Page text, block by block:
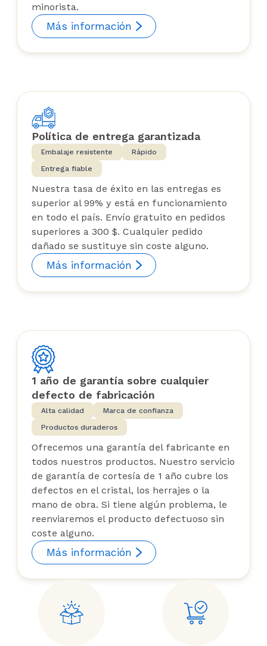
minorista.
Más información
Política de entrega garantizada
Embalaje resistente
Rápido
Entrega fiable
Nuestra tasa de éxito en las entregas es
superior al 99% y está en funcionamiento
en todo el país. Envío gratuito en pedidos
superiores a 300 $. Cualquier pedido
dañado se sustituye sin coste alguno.
Más información
1 año de garantía sobre cualquier
defecto de fabricación
Alta calidad
Marca de confianza
Productos duraderos
Ofrecemos una garantía del fabricante en
todos nuestros productos. Nuestro servicio
de garantía de cortesía de 1 año cubre los
defectos en el cristal, los herrajes o la
mano de obra. Si tiene algún problema, le
reenviaremos el producto defectuoso sin
coste alguno.
Más información